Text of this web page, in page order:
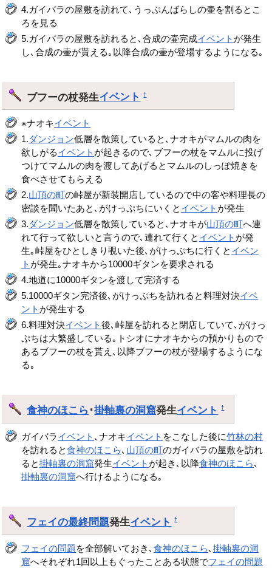
4.ガイバラの屋敷を訪れて､うっぷんばらしの壷を割るとこ
ろを見る
5.ガイバラの屋敷を訪れると､合成の壷完成イベント が発生
し､合成の壷が貰える｡以降合成の壷が登場するようになる｡
ブフーの杖発生イベント †
※ナオキイベント
1.ダンジョン低層を散策していると､ナオキがマムルの肉を
欲しがるイベント が起きるので､ブフーの杖をマムルに投げ
つけてマムルの肉を渡してあげるとマムルのしっぽ焼きを
食べさせてもらえる
2.山頂の町の峠屋が新装開店しているので中の客や料理長の
密談を聞いたあと､がけっぷちにいくと イベント が発生
3.ダンジョン低層を散策していると､ナオキが山頂の町へ連
れて行って欲しいと言うので､連れて行くと イベント が発
生｡峠屋をひとしきり覗いた後､がけっぷちに行くと イベン
ト が発生｡ナオキから10000ギタンを要求される
4.地道に10000ギタンを渡して完済する
5.10000ギタン完済後､がけっぷちを訪れると料理対決イベ
ント が発生する
6.料理対決イベント後､峠屋を訪れると閉店していて､がけっ
ぷちは大繁盛している｡トシオにナオキからの預かりもので
あるブフーの杖を貰え､以降ブフーの杖が登場するようにな
る｡
食神のほこら ･掛軸裏の洞窟発生イベント †
ガイバライベント ､ナオキイベント をこなした後に竹林の村
を訪れると食神のほこら､ 山頂の町のガイバラの屋敷を訪れ
ると掛軸裏の洞窟発生イベント が起き､以降食神のほこら､
掛軸裏の洞窟へ行けるようになる｡
フェイの最終問題発生イベント †
フェイの問題 を全部解いておき､食神のほこら､掛軸裏の洞
窟へそれぞれ1回以上もぐったことある状態でフェイの問題